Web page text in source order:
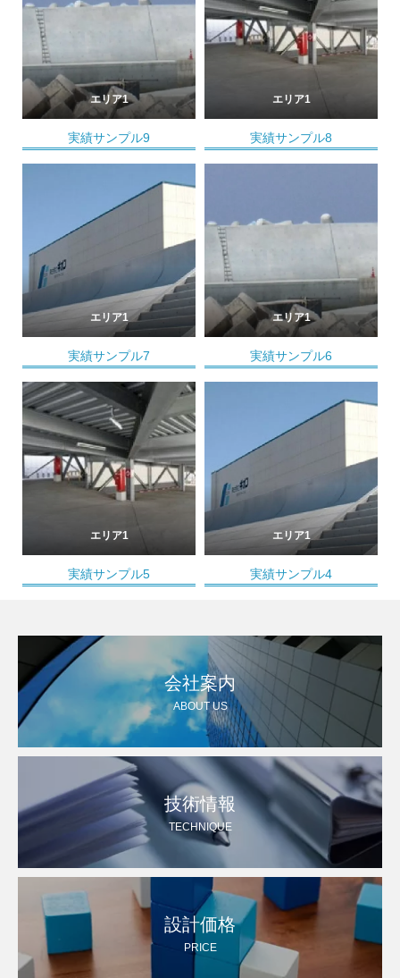
エリア1
実績サンプル9
エリア1
実績サンプル8
エリア1
実績サンプル7
エリア1
実績サンプル6
エリア1
実績サンプル5
エリア1
実績サンプル4
会社案内
ABOUT US
技術情報
TECHNIQUE
設計価格
PRICE